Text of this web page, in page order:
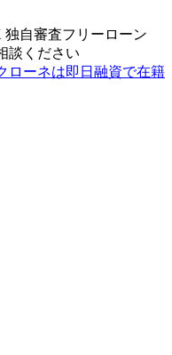
独自審査フリーローン
談ください
ローネは即日融資で在籍